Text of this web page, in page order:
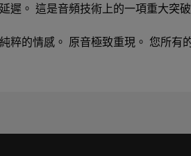
遲。 這是音頻技術上的一項重大突
粹的情感。 原音極致重現。 您所有